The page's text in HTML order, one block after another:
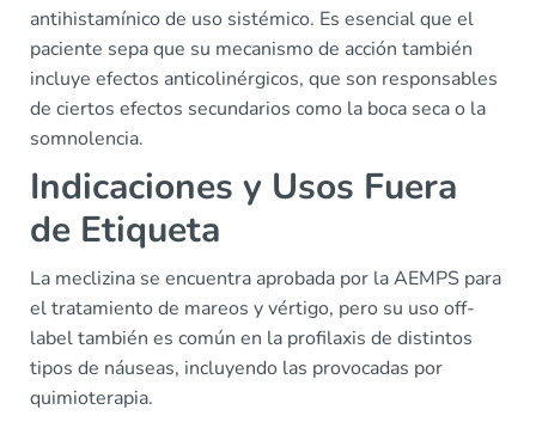
antihistamínico de uso sistémico. Es esencial que el
paciente sepa que su mecanismo de acción también
incluye efectos anticolinérgicos, que son responsables
de ciertos efectos secundarios como la boca seca o la
somnolencia.
Indicaciones y Usos Fuera
de Etiqueta
La meclizina se encuentra aprobada por la AEMPS para
el tratamiento de mareos y vértigo, pero su uso off-
label también es común en la profilaxis de distintos
tipos de náuseas, incluyendo las provocadas por
quimioterapia.